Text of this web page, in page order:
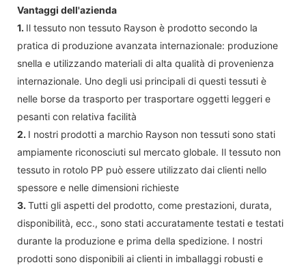
Vantaggi dell'azienda
1. Il tessuto non tessuto Rayson è prodotto secondo la
pratica di produzione avanzata internazionale: produzione
snella e utilizzando materiali di alta qualità di provenienza
internazionale. Uno degli usi principali di questi tessuti è
nelle borse da trasporto per trasportare oggetti leggeri e
pesanti con relativa facilità
2. I nostri prodotti a marchio Rayson non tessuti sono stati
ampiamente riconosciuti sul mercato globale. Il tessuto non
tessuto in rotolo PP può essere utilizzato dai clienti nello
spessore e nelle dimensioni richieste
3. Tutti gli aspetti del prodotto, come prestazioni, durata,
disponibilità, ecc., sono stati accuratamente testati e testati
durante la produzione e prima della spedizione. I nostri
prodotti sono disponibili ai clienti in imballaggi robusti e